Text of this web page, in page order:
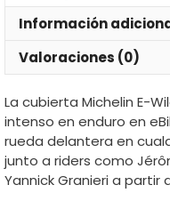
Información
Valoraciones (0)
La cubierta Michelin E-
intenso en enduro en
rueda delantera en
junto a riders como
Yannick Granieri a partir